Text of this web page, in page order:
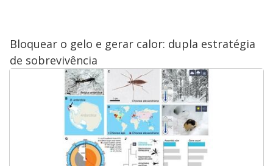
Bloquear o gelo e gerar calor: dupla estratégia
de sobrevivência